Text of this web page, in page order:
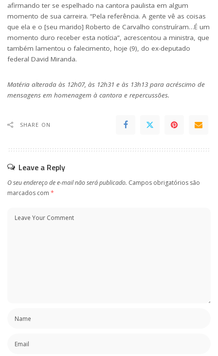
afirmando ter se espelhado na cantora paulista em algum
momento de sua carreira. “Pela referência. A gente vê as coisas
que ela e o [seu marido] Roberto de Carvalho construíram…É um
momento duro receber esta notícia”, acrescentou a ministra, que
também lamentou o falecimento, hoje (9), do ex-deputado
federal David Miranda.
Matéria alterada às 12h07, às 12h31 e às 13h13 para acréscimo de
mensagens em homenagem à cantora e repercussões.
SHARE ON
Leave a Reply
O seu endereço de e-mail não será publicado. Campos obrigatórios são
marcados com *